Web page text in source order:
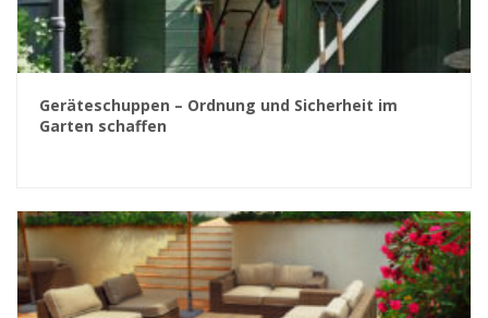
Geräteschuppen – Ordnung und Sicherheit im
Garten schaffen